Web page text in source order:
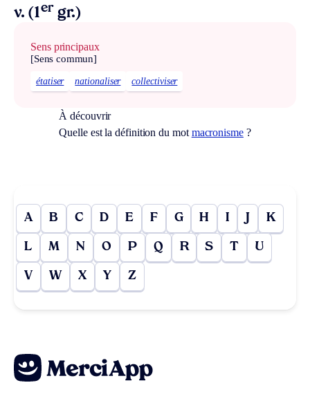
v. (1er gr.)
Sens principaux
[Sens commun]
étatiser nationaliser collectiviser
À découvrir
Quelle est la définition du mot macronisme?
A B C D E F G H I J K
L M N O P Q R S T U
V W X Y Z